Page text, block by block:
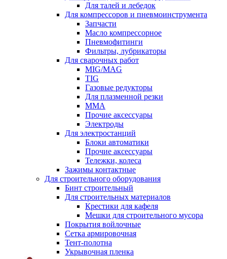
Для талей и лебедок
Для компрессоров и пневмоинструмента
Запчасти
Масло компрессорное
Пневмофитинги
Фильтры, лубрикаторы
Для сварочных работ
MIG/MAG
TIG
Газовые редукторы
Для плазменной резки
ММА
Прочие аксессуары
Электроды
Для электростанций
Блоки автоматики
Прочие аксессуары
Тележки, колеса
Зажимы контактные
Для строительного оборудования
Бинт строительный
Для строительных материалов
Крестики для кафеля
Мешки для строительного мусора
Покрытия войлочные
Сетка армировочная
Тент-полотна
Укрывочная пленка